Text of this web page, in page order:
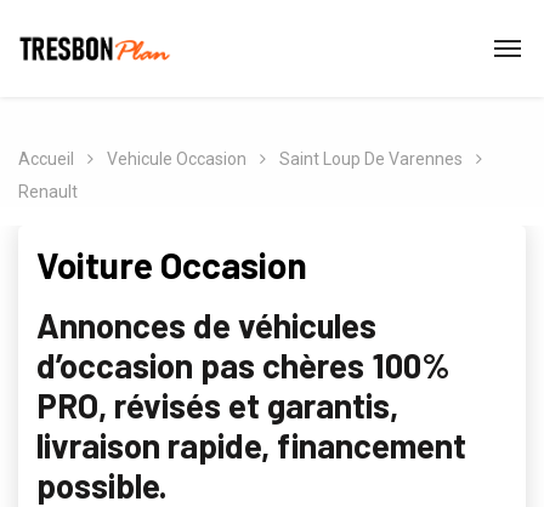
Accueil Vehicule Occasion
Saint Loup De Varennes
Renault
Voiture Occasion
Annonces de véhicules
d’occasion pas chères 100%
PRO, révisés et garantis,
livraison rapide, financement
possible.